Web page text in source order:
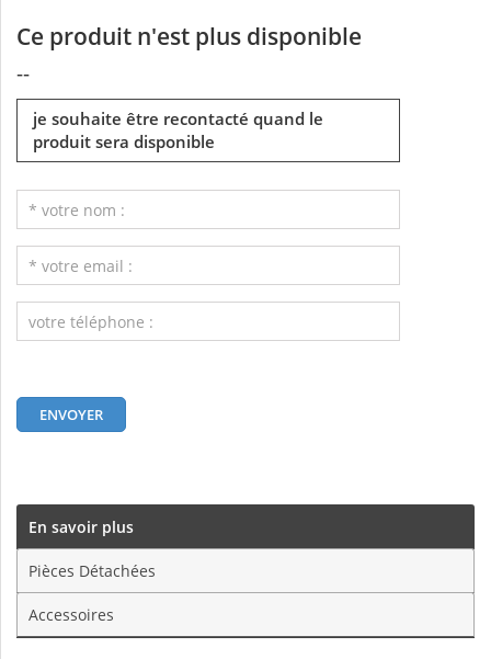
Ce produit n'est plus disponible
--
je souhaite être recontacté quand le
produit sera disponible
En savoir plus
Pièces Détachées
Accessoires